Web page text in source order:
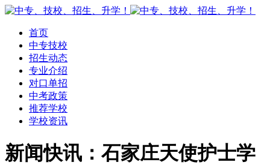
首页
中专技校
招生动态
专业介绍
对口单招
中考政策
推荐学校
学校资讯
新闻快讯：石家庄天使护士学